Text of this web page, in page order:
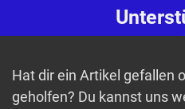
Hat dir ein Artikel gefallen
geholfen? Du kannst uns